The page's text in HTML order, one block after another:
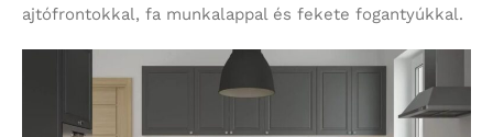
ajtófrontokkal, fa munkalappal és fekete fogantyúkkal.